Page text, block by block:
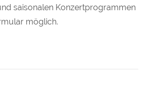
saisonalen Konzertprogrammen
möglich.